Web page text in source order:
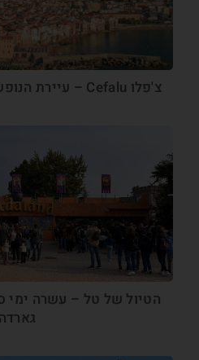
צ'פלו Cefalu – עיירת הנופש היפה לצל הלה רוקה
הטיול של טל – עשרה ימי
גארדה